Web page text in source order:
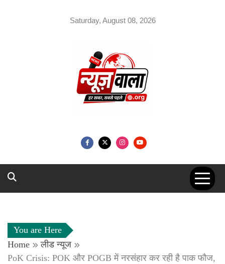
Saturday, August 08, 2026
You are Here
Home
लीड न्यूज
PoK Crisis: POK और POGB में नरसंहार कर रही है पाक फौज,